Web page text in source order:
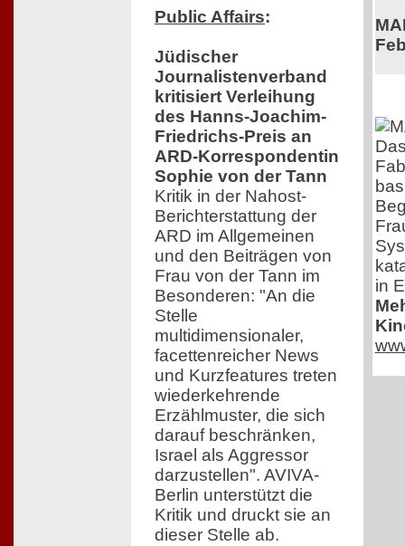
Public Affairs:
Jüdischer
Journalistenverband
kritisiert Verleihung
des Hanns-Joachim-
Friedrichs-Preis an
ARD-Korrespondentin
Sophie von der Tann
Kritik in der Nahost-
Berichterstattung der
ARD im Allgemeinen
und den Beiträgen von
Frau von der Tann im
Besonderen: "An die
Stelle
multidimensionaler,
facettenreicher News
und Kurzfeatures treten
wiederkehrende
Erzählmuster, die sich
darauf beschränken,
Israel als Aggressor
darzustellen". AVIVA-
Berlin unterstützt die
Kritik und druckt sie an
dieser Stelle ab.
in